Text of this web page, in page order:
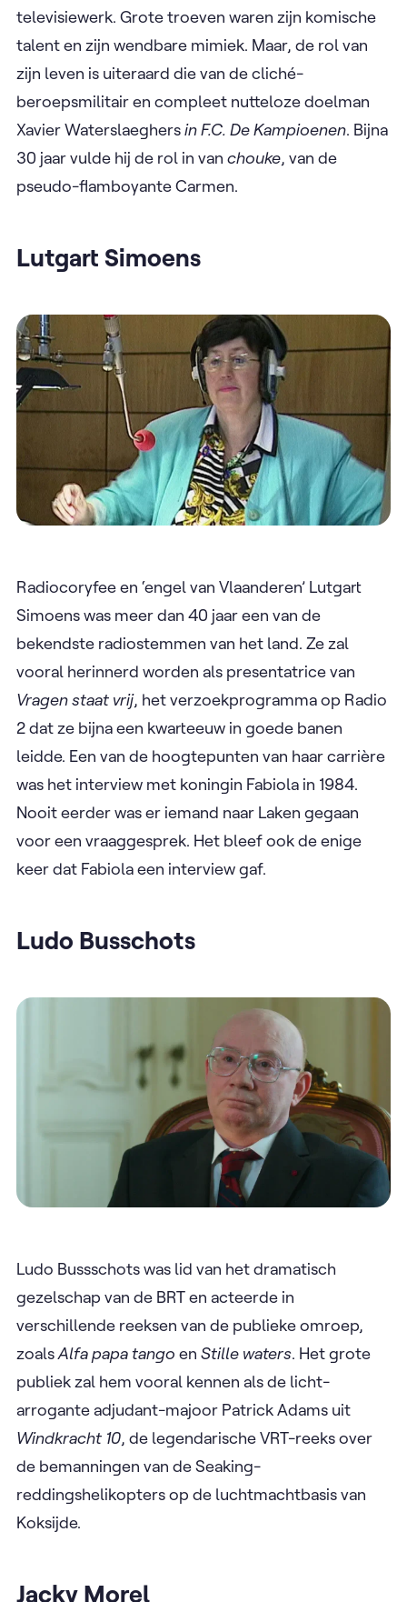
televisiewerk. Grote troeven waren zijn komische
talent en zijn wendbare mimiek. Maar, de rol van
zijn leven is uiteraard die van de cliché-
beroepsmilitair en compleet nutteloze doelman
Xavier Waterslaeghersin F.C. De Kampioenen. Bijna
30 jaar vulde hij de rol in van chouke, van de
pseudo-flamboyante Carmen.
Lutgart Simoens
Radiocoryfee en ‘engel van Vlaanderen’ Lutgart
Simoens was meer dan 40 jaar een van de
bekendste radiostemmen van het land. Ze zal
vooral herinnerd worden als presentatrice van
Vragen staat vrij, het verzoekprogramma op Radio
2 dat ze bijna een kwarteeuw in goede banen
leidde. Een van de hoogtepunten van haar carrière
was het interview met koningin Fabiola in 1984.
Nooit eerder was er iemand naar Laken gegaan
voor een vraaggesprek. Het bleef ook de enige
keer dat Fabiola een interview gaf.
Ludo Busschots
Ludo Bussschots was lid van het dramatisch
gezelschap van de BRT en acteerde in
verschillende reeksen van de publieke omroep,
zoalsAlfa papa tango en Stille waters. Het grote
publiek zal hem vooral kennen als de licht-
arrogante adjudant-majoor Patrick Adams uit
Windkracht 10, de legendarische VRT-reeks over
de bemanningen van de Seaking-
reddingshelikopters op de luchtmachtbasis van
Koksijde.
Jacky Morel